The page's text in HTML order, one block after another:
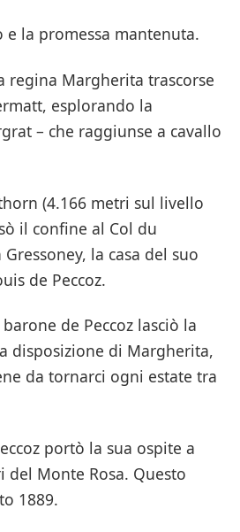
e la promessa mantenuta.
regina Margherita trascorse
esplorando la
– che raggiunse a cavallo
(4.166 metri sul livello
il confine al Col du
la casa del suo
de Peccoz.
de Peccoz lasciò la
disposizione di Margherita,
da tornarci ogni estate tra
portò la sua ospite a
del Monte Rosa. Questo
1889.